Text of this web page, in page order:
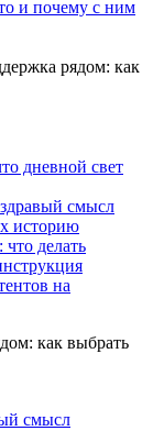
и почему с ним
рядом: как
дневной свет
смысл
историю
делать
на
как выбрать
смысл